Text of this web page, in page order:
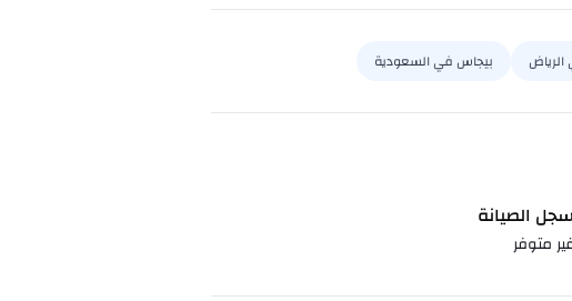
بيجاس في السعودية
سجل الصيانة
متوفر